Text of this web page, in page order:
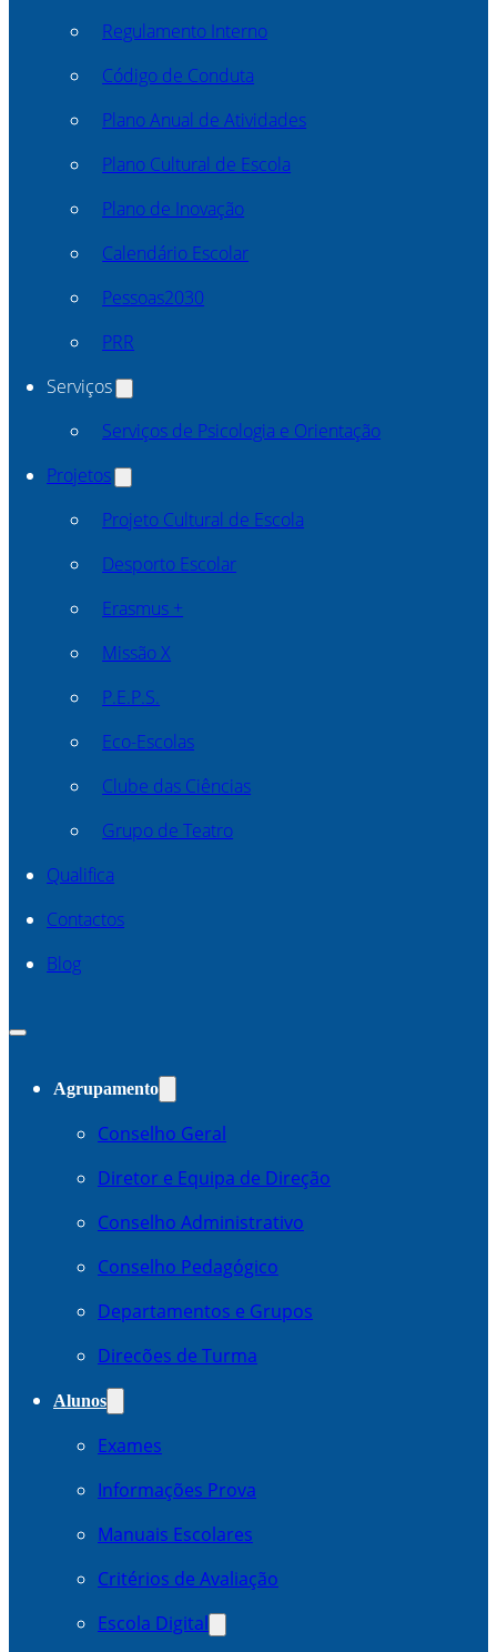
Regulamento Interno
Código de Conduta
Plano Anual de Atividades
Plano Cultural de Escola
Plano de Inovação
Calendário Escolar
Pessoas2030
PRR
Serviços
Serviços de Psicologia e Orientação
Projetos
Projeto Cultural de Escola
Desporto Escolar
Erasmus +
Missão X
P.E.P.S.
Eco-Escolas
Clube das Ciências
Grupo de Teatro
Qualifica
Contactos
Blog
Agrupamento
Conselho Geral
Diretor e Equipa de Direção
Conselho Administrativo
Conselho Pedagógico
Departamentos e Grupos
Direcões de Turma
Alunos
Exames
Informações Prova
Manuais Escolares
Critérios de Avaliação
Escola Digital